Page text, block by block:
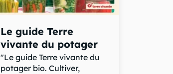
Le guide Terre
vivante du potager
bio
"Le guide Terre vivante du
potager bio. Cultiver,